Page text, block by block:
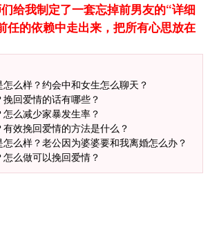
给我制定了一套忘掉前男友的“详细
任的依赖中走出来，把所有心思放在
么样？约会中和女生怎么聊天？
回爱情的话有哪些？
么减少家暴发生率？
效挽回爱情的方法是什么？
么样？老公因为婆婆要和我离婚怎么办？
么做可以挽回爱情？